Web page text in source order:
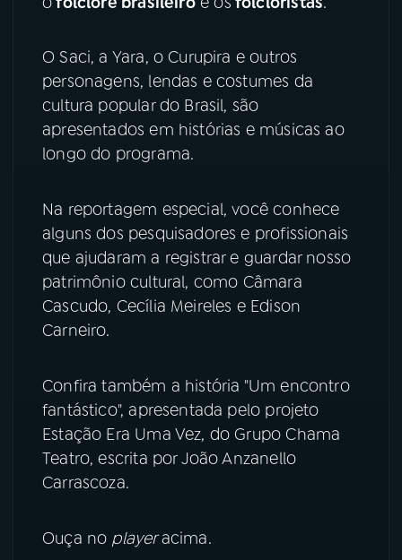
Instagram X
TikTok
O Saci, a Yara, o Curupira e outros
personagens, lendas e costumes da
cultura popular do Brasil, são
apresentados em histórias e músicas ao
longo do programa.
Na reportagem especial, você conhece
alguns dos pesquisadores e profissionais
que ajudaram a registrar e guardar nosso
patrimônio cultural, como Câmara
Cascudo, Cecília Meireles e Edison
Carneiro.
Confira também a história "Um encontro
fantástico", apresentada pelo projeto
Estação Era Uma Vez, do Grupo Chama
Teatro, escrita por João Anzanello
Carrascoza.
Ouça no playeracima.